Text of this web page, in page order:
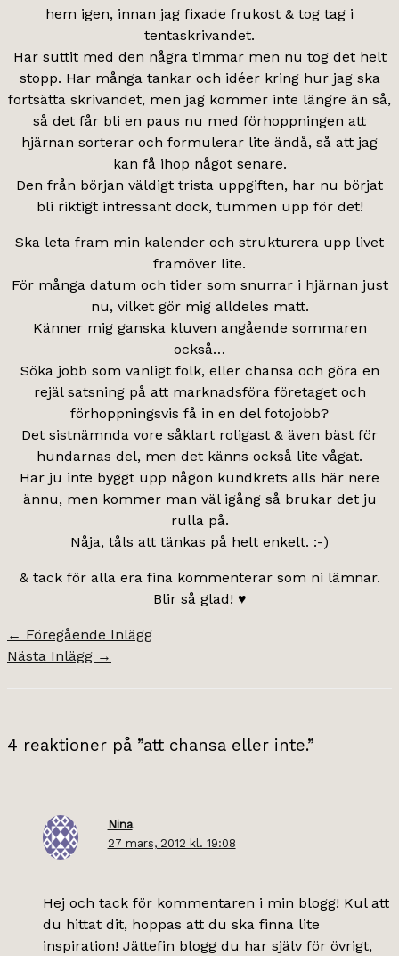
hem igen, innan jag fixade frukost & tog tag i
tentaskrivandet.
Har suttit med den några timmar men nu tog det helt
stopp. Har många tankar och idéer kring hur jag ska
fortsätta skrivandet, men jag kommer inte längre än så,
så det får bli en paus nu med förhoppningen att
hjärnan sorterar och formulerar lite ändå, så att jag
kan få ihop något senare.
Den från början väldigt trista uppgiften, har nu börjat
bli riktigt intressant dock, tummen upp för det!
Ska leta fram min kalender och strukturera upp livet
framöver lite.
För många datum och tider som snurrar i hjärnan just
nu, vilket gör mig alldeles matt.
Känner mig ganska kluven angående sommaren
också…
Söka jobb som vanligt folk, eller chansa och göra en
rejäl satsning på att marknadsföra företaget och
förhoppningsvis få in en del fotojobb?
Det sistnämnda vore såklart roligast & även bäst för
hundarnas del, men det känns också lite vågat.
Har ju inte byggt upp någon kundkrets alls här nere
ännu, men kommer man väl igång så brukar det ju
rulla på.
Nåja, tåls att tänkas på helt enkelt. :-)
& tack för alla era fina kommenterar som ni lämnar.
Blir så glad! ♥
← Föregående Inlägg
Nästa Inlägg →
4 reaktioner på ”att chansa eller inte.”
Nina
27 mars, 2012 kl. 19:08
Hej och tack för kommentaren i min blogg! Kul att
du hittat dit, hoppas att du ska finna lite
inspiration! Jättefin blogg du har själv för övrigt,